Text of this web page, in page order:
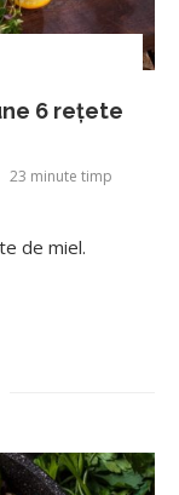
6 rețete
23 minute timp
de miel.